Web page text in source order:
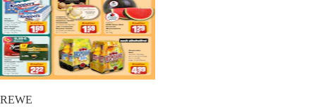
REWE